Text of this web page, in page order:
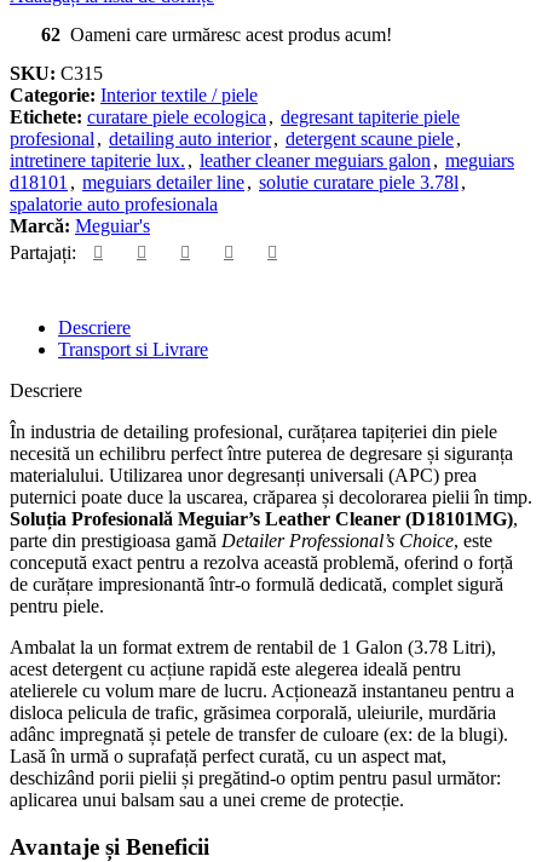
62 Oameni care urmăresc acest produs acum!
SKU: C315
Categorie: Interior textile / piele
Etichete: curatare piele ecologica , degresant tapiterie piele
profesional , detailing auto interior, detergent scaune piele,
intretinere tapiterie lux. , leather cleaner meguiars galon , meguiars
d18101 , meguiars detailer line, solutie curatare piele 3.78l ,
spalatorie auto profesionala
Marcă: Meguiar's
Partajați:
Descriere
Transport si Livrare
Descriere
În industria de detailing profesional, curățarea tapițeriei din piele
necesită un echilibru perfect între puterea de degresare și siguranța
materialului. Utilizarea unor degresanți universali (APC) prea
puternici poate duce la uscarea, crăparea și decolorarea pielii în timp.
Soluția Profesională Meguiar’s Leather Cleaner (D18101MG),
parte din prestigioasa gamă Detailer Professional’s Choice, este
concepută exact pentru a rezolva această problemă, oferind o forță
de curățare impresionantă într-o formulă dedicată, complet sigură
pentru piele.
Ambalat la un format extrem de rentabil de 1 Galon (3.78 Litri),
acest detergent cu acțiune rapidă este alegerea ideală pentru
atelierele cu volum mare de lucru. Acționează instantaneu pentru a
disloca pelicula de trafic, grăsimea corporală, uleiurile, murdăria
adânc impregnată și petele de transfer de culoare (ex: de la blugi).
Lasă în urmă o suprafață perfect curată, cu un aspect mat,
deschizând porii pielii și pregătind-o optim pentru pasul următor:
aplicarea unui balsam sau a unei creme de protecție.
Avantaje și Beneficii